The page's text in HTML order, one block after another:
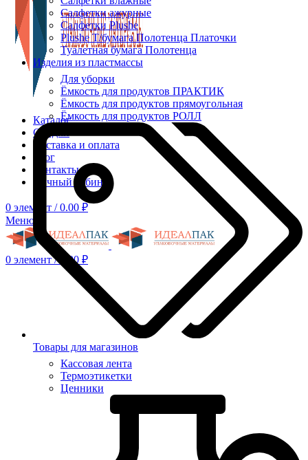
Каталог
Скидки
Доставка и оплата
Блог
Контакты
Личный кабинет
0 элемент / 0.00 ₽
Меню
0 элемент / 0.00 ₽
Салфетки ажурные
Салфетки Plushe
Plushe Т/бумага Полотенца Платочки
Туалетная бумага Полотенца
Изделия из пластмассы
Для уборки
Ёмкость для продуктов ПРАКТИК
Ёмкость для продуктов прямоугольная
Ёмкость для продуктов РОЛЛ
Товары для магазинов
Кассовая лента
Термоэтикетки
Ценники